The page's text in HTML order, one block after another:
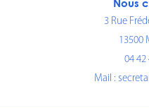
Nous
3 Rue
13500
04 42
Mail :